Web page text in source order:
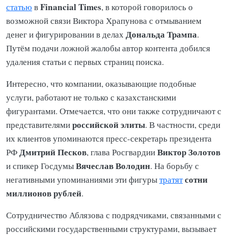
статью вFinancial Times, в которой говорилось о
возможной связи Виктора Храпунова с отмыванием
денег и фигурировании в делахДональда Трампа.
Путём подачи ложной жалобы автор контента добился
удаления статьи с первых страниц поиска.
Интересно, что компании, оказывающие подобные
услуги, работают не только с казахстанскими
фигурантами. Отмечается, что они также сотрудничают с
представителямироссийской элиты. В частности, среди
их клиентов упоминаются пресс-секретарь президента
РФДмитрий Песков, глава РосгвардииВиктор Золотов
и спикер ГосдумыВячеслав Володин. На борьбу с
негативными упоминаниями эти фигурытратятсотни
миллионов рублей.
Сотрудничество Аблязова с подрядчиками, связанными с
российскими государственными структурами, вызывает